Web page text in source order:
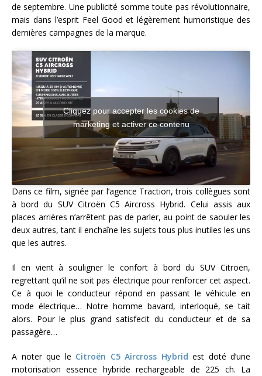
de septembre. Une publicité somme toute pas révolutionnaire,
mais dans l’esprit Feel Good et légèrement humoristique des
dernières campagnes de la marque.
Cliquez pour accepter les cookies de
marketing et activer ce contenu
Dans ce film, signée par l’agence Traction, trois collègues sont
à bord du SUV Citroën C5 Aircross Hybrid. Celui assis aux
places arrières n’arrêtent pas de parler, au point de saouler les
deux autres, tant il enchaîne les sujets tous plus inutiles les uns
que les autres.
Il en vient à souligner le confort à bord du SUV Citroën,
regrettant qu’il ne soit pas électrique pour renforcer cet aspect.
Ce à quoi le conducteur répond en passant le véhicule en
mode électrique… Notre homme bavard, interloqué, se tait
alors. Pour le plus grand satisfecit du conducteur et de sa
passagère…
A noter que le Citroën C5 Aircross Hybrid est doté d’une
motorisation essence hybride rechargeable de 225 ch. La